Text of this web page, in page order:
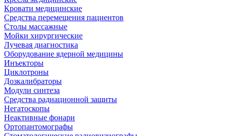
Кровати медицинские
Средства перемещения пациентов
Столы массажные
Мойки хирургические
Лучевая диагностика
Оборудование ядерной медицины
Инъекторы
Циклотроны
Дозкалибраторы
Модули синтеза
Средства радиационной защиты
Негатоскопы
Неактивные фонари
Ортопантомографы